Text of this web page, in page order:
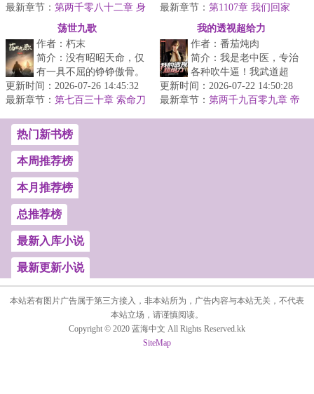
大劫！纵剑斩荆棘，苍穹
染血时，且斗...
最新章节： 第两千零八十二章 身
容的皇后，李易心思变
了。“江山你坐...
最新章节： 第1107章 我们回家
荡世九歌
作者：朽末
简介：没有昭昭天命，仅
有一具不屈的铮铮傲骨。
没有炼神逆天，仅有一曲
无悔的荡世壮歌。沧海横
更新时间：2026-07-26 14:45:32
最新章节： 第七百三十章 索命刀
我的透视超给力
作者：番茄炖肉
简介：我是老中医，专治
各种吹牛逼！我武道超
神，吊打一切不服气！秦
飞偶得神秘传承，拥有神
更新时间：2026-07-22 14:50:28
最新章节： 第两千九百零九章 帝
热门新书榜
本周推荐榜
本月推荐榜
总推荐榜
最新入库小说
最新更新小说
本站若有图片广告属于第三方接入，非本站所为，广告内容与本站无关，不代表
本站立场，请谨慎阅读。
Copyright © 2020 蓝海中文 All Rights Reserved.kk
SiteMap